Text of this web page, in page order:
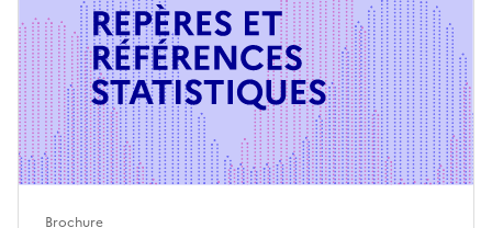
Brochure